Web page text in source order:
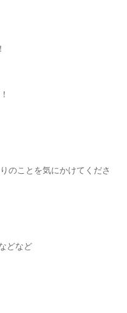
のことを気にかけてくださ
どなど